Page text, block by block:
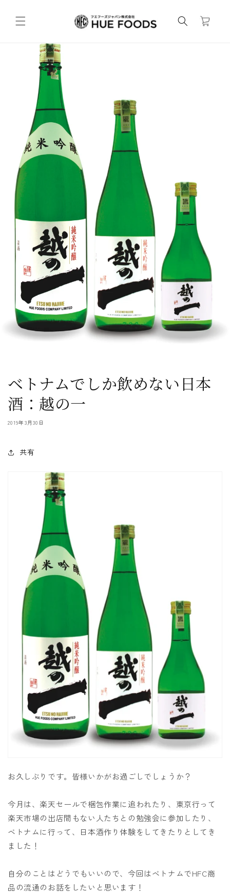
に進む
ー
ベトナムでしか飲めない日本
酒：越の一
2019年3月30日
共有
お久しぶりです。皆様いかがお過ごしでしょうか？
今月は、楽天セールで梱包作業に追われたり、東京行って
楽天市場の出店間もない人たちとの勉強会に参加したり、
ベトナムに行って、日本酒作り体験をしてきたりとしてき
ました！
自分のことはどうでもいいので、今回はベトナムでHFC商
品の流通のお話をしたいと思います！